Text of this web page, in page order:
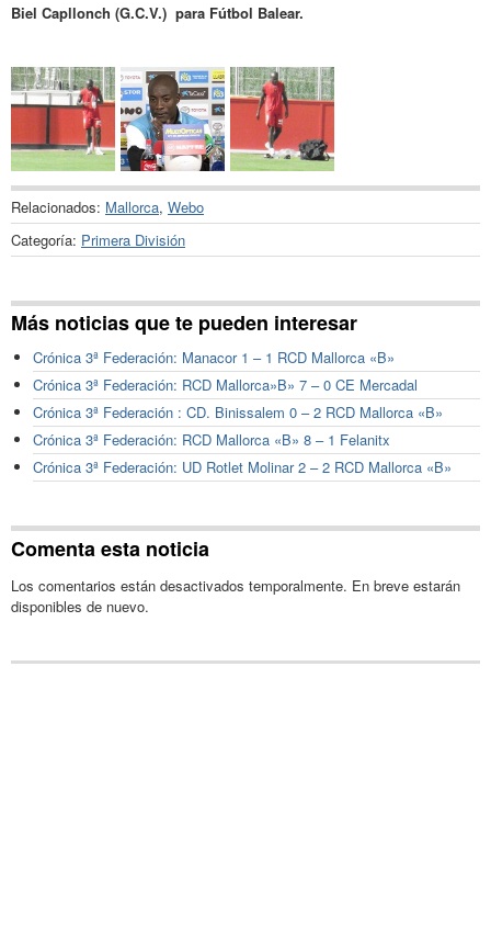
Biel Capllonch (G.C.V.) para Fútbol Balear.
Relacionados: Mallorca, Webo
Categoría: Primera División
Más noticias que te pueden interesar
Crónica 3ª Federación: Manacor 1 – 1 RCD Mallorca «B»
Crónica 3ª Federación: RCD Mallorca»B» 7 – 0 CE Mercadal
Crónica 3ª Federación : CD. Binissalem 0 – 2 RCD Mallorca «B»
Crónica 3ª Federación: RCD Mallorca «B» 8 – 1 Felanitx
Crónica 3ª Federación: UD Rotlet Molinar 2 – 2 RCD Mallorca «B»
Comenta esta noticia
Los comentarios están desactivados temporalmente. En breve estarán
disponibles de nuevo.